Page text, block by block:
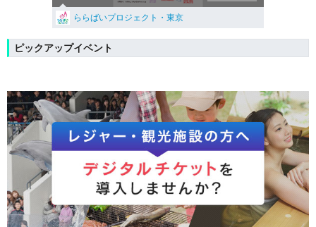
ららばいプロジェクト・東京
ピックアップイベント